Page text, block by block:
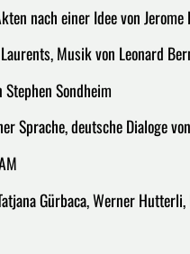
nach einer Idee von Jerome
Musik von Leonard
Sondheim
Sprache, deutsche Dialoge
Gürbaca, Werner